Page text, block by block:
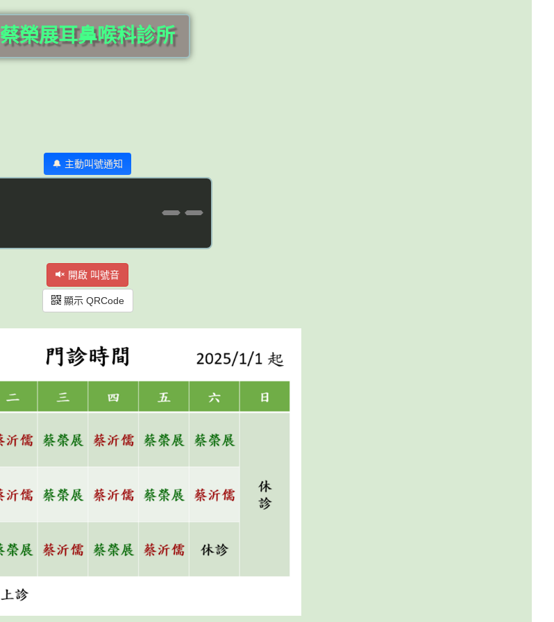
蔡榮展耳鼻喉科診所
🔔 主動叫號通知
--
開啟 叫號音
顯示 QRCode